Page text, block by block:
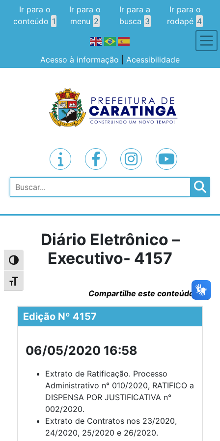
Alternar alto contraste
Alternar tamanho da fonte
Ir para o
conteúdo 1
Ir para o
menu 2
Ir para a
busca 3
Ir para o
rodapé 4
Acesso à informação Acessibilidade
Pesquisar
Diário Eletrônico –
Executivo- 4157
Compartilhe este conteúdo
Edição Nº 4157
06/05/2020 16:58
Extrato de Ratificação. Processo
Administrativo n° 010/2020, RATIFICO a
DISPENSA POR JUSTIFICATIVA n°
002/2020.
Extrato de Contratos nos 23/2020,
24/2020, 25/2020 e 26/2020.